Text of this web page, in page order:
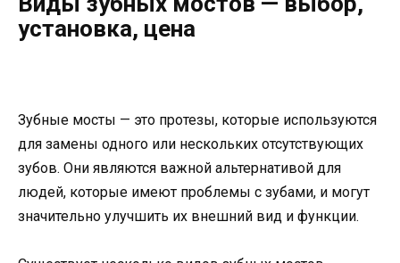
установка, цена
Зубные мосты — это протезы, которые используются
для замены одного или нескольких отсутствующих
зубов. Они являются важной альтернативой для
людей, которые имеют проблемы с зубами, и могут
значительно улучшить их внешний вид и функции.